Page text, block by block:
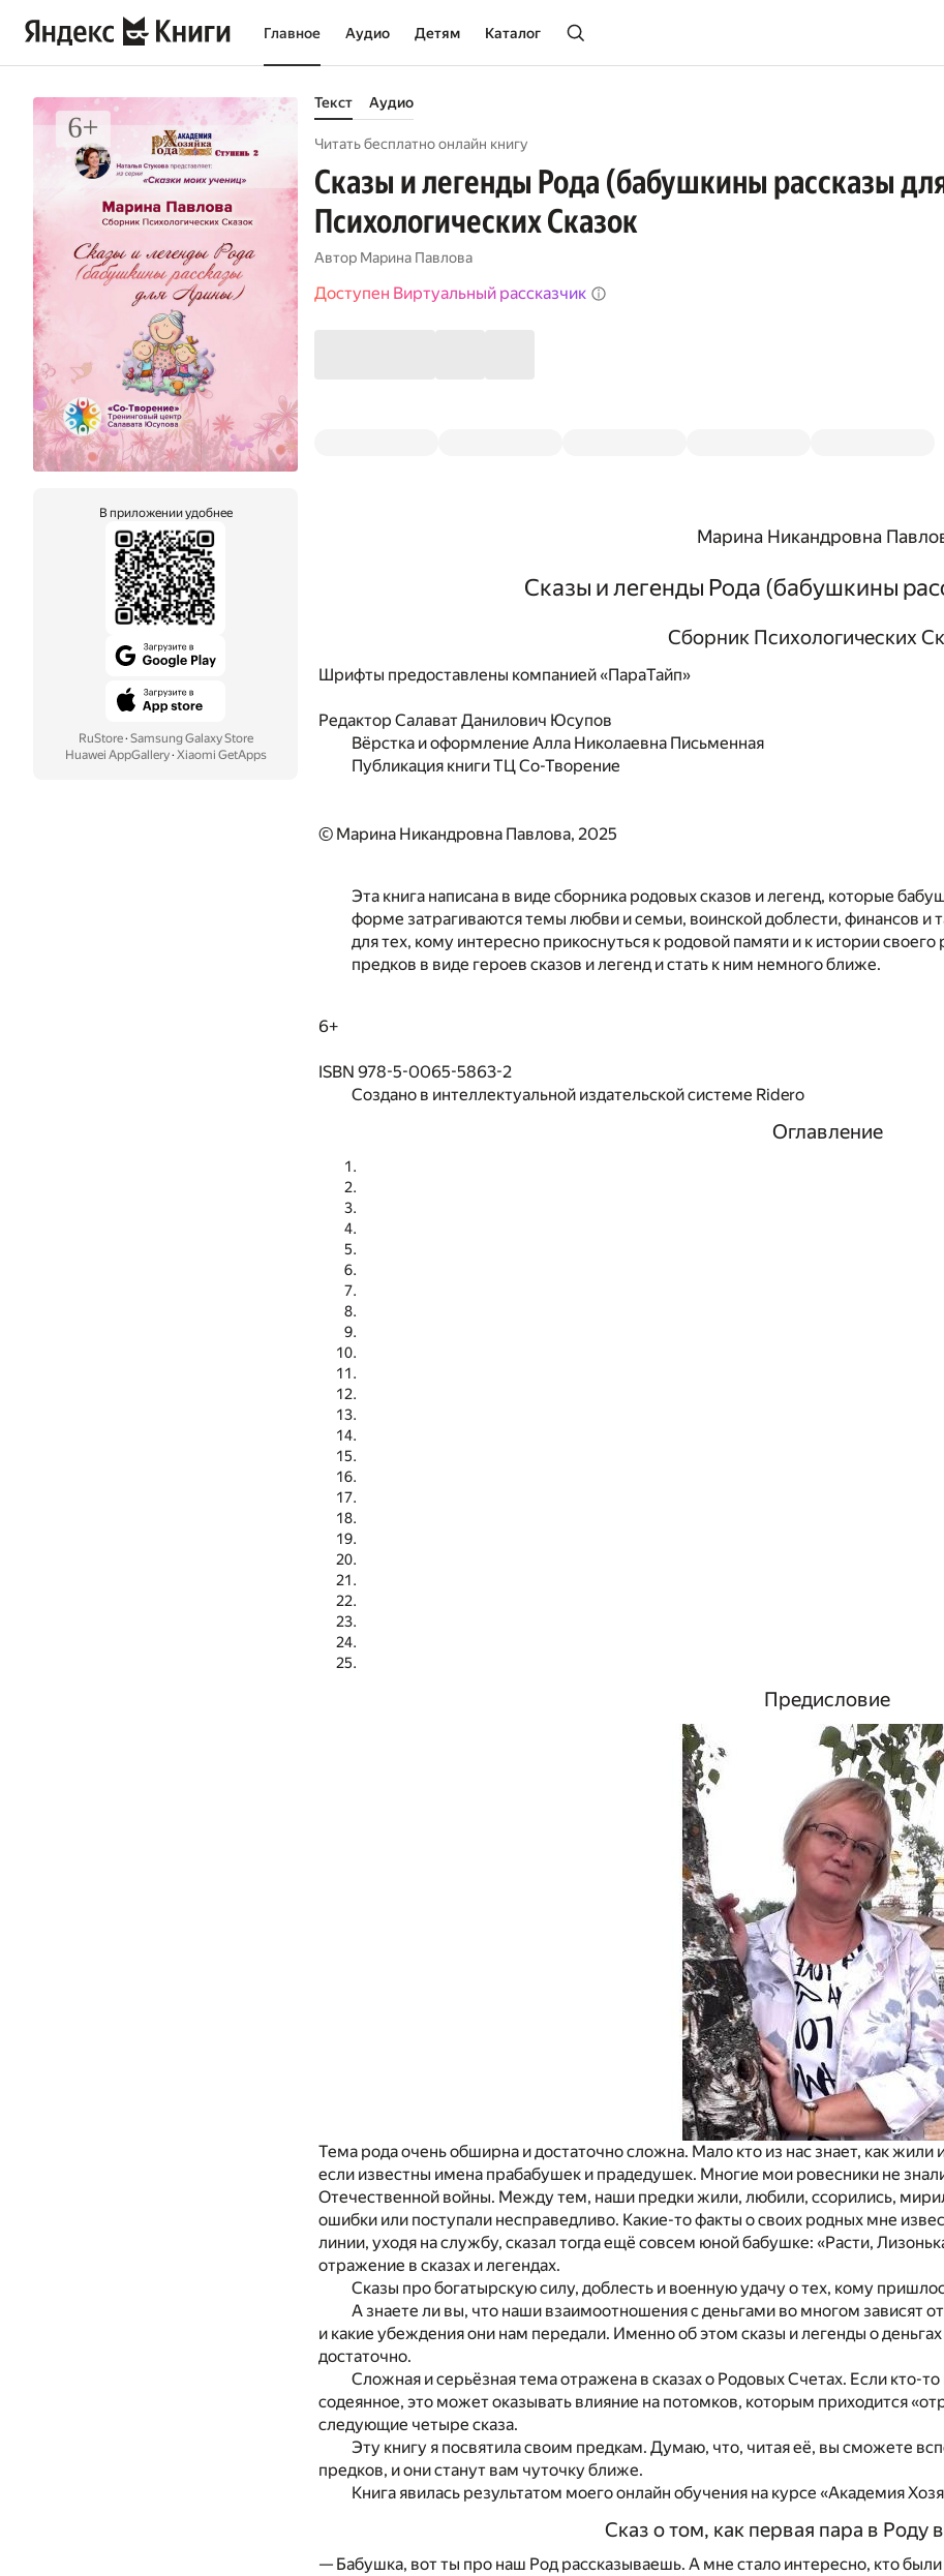
Главное Аудио Детям Каталог
В приложении удобнее
RuStore· Samsung Galaxy Store
Huawei AppGallery· Xiaomi GetApps
Текст Аудио
Читать бесплатно онлайн книгу
Сказы и легенды Рода (бабушкины рассказы
Психологических Сказок
Автор Марина Павлова
Доступен Виртуальный рассказчик
Марина Никандровна
Сказы и легенды Рода (бабушкины
Сборник Психологических
Шрифты предоставлены компанией «ПараТайп»
Редактор Салават Данилович Юсупов
Вёрстка и оформление Алла Николаевна Письменная
Публикация книгиТЦ Со-Творение
© Марина Никандровна Павлова, 2025
Эта книга написана в виде сборника родовых сказов и легенд, которые
форме затрагиваются темы любви и семьи, воинской доблести, финансов и
для тех, кому интересно прикоснуться к родовой памяти и к истории
предков в виде героев сказов и легенд и стать к ним немного ближе.
6+
ISBN 978-5-0065-5863-2
Создано в интеллектуальной издательской системе Ridero
Оглавление
Предисловие
Тема рода очень обширна и достаточно сложна. Мало кто из нас знает, как
если известны имена прабабушек и прадедушек. Многие мои ровесники не
Отечественной войны. Между тем, наши предки жили, любили, ссорились,
ошибки или поступали несправедливо. Какие-то факты о своих родных мне
линии, уходя на службу, сказал тогда ещё совсем юной бабушке: «Расти,
отражение в сказах и легендах.
Сказы про богатырскую силу, доблесть и военную удачу о тех, кому
А знаете ли вы, что наши взаимоотношения с деньгами во многом зависят
и какие убеждения они нам передали. Именно об этом сказы и легенды о
достаточно.
Сложная и серьёзная тема отражена в сказах о Родовых Счетах. Если кто-
содеянное, это может оказывать влияние на потомков, которым приходится
следующие четыре сказа.
Эту книгу я посвятила своим предкам. Думаю, что, читая её, вы сможете
предков, и они станут вам чуточку ближе.
Книга явилась результатом моего онлайн обучения на курсе «Академия
Сказ о том, как первая пара в Роду
— Бабушка, вот ты про наш Род рассказываешь. А мне стало интересно, кто